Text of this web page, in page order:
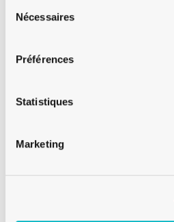
Nécessaires
Préférences
Statistiques
Marketing